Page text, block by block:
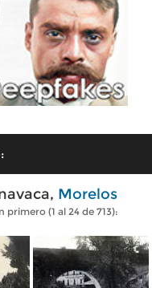
Morelos
(1 al 24 de 713):